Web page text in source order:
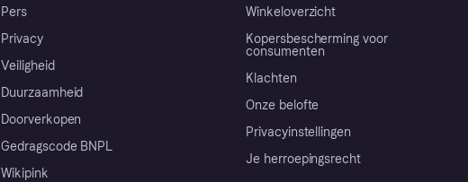
Pers
Privacy
Veiligheid
Duurzaamheid
Doorverkopen
Gedragscode BNPL
Wikipink
Winkeloverzicht
Kopersbescherming voor
consumenten
Klachten
Onze belofte
Privacyinstellingen
Je herroepingsrecht